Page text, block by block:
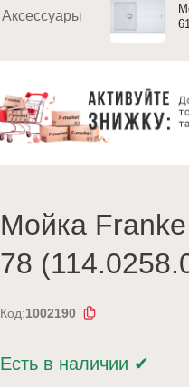
Аксессуары
Мойка
78
Код:1002190
Есть в наличии ✔